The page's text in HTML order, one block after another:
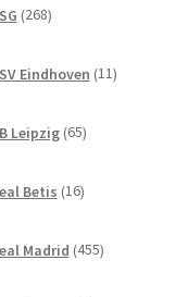
268izdelkov
Eindhoven 11izdelkov
Leipzig 65izdelkov
Betis 16izdelkov
Madrid 455izdelkov